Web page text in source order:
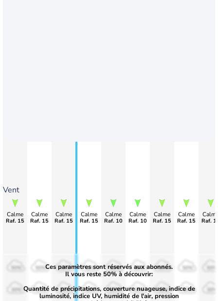
Vent
Calme
Raf. 15
Calme
Raf. 15
Calme
Raf. 15
Calme
Raf. 15
Calme
Raf. 10
Calme
Raf. 10
Calme
Raf. 15
Calme
Raf. 15 Raf.
50%
30%
50%
30%
50%
30%
50%
30%
50%
30%
50%
30%
50%
30%
Ces paramètres sont réservés aux abonnés.
Il vous reste 50% à découvrir:
Quantité de précipitations, couverture nuageuse, indice de
luminosité, indice UV, humidité de l'air, pression